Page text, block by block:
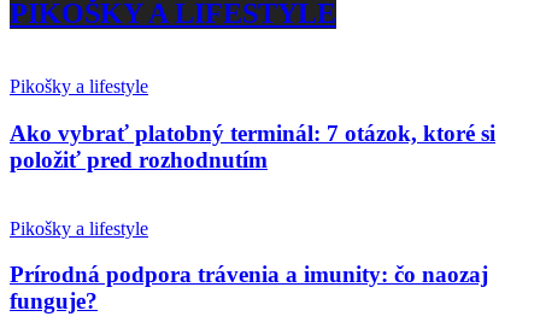
PIKOŠKY A LIFESTYLE
Pikošky a lifestyle
Ako vybrať platobný terminál: 7 otázok, ktoré si
položiť pred rozhodnutím
Pikošky a lifestyle
Prírodná podpora trávenia a imunity: čo naozaj
funguje?